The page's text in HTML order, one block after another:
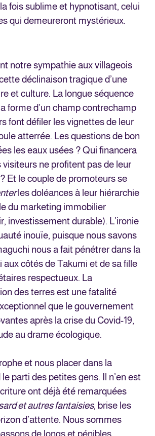
fois sublime et hypnotisant, celui
qui demeureront mystérieux.
notre sympathie aux villageois
déclinaison tragique d’une
et culture. La longue séquence
forme d’un champ contrechamp
font défiler les vignettes de leur
atterrée. Les questions de bon
les eaux usées ? Qui financera
visiteurs ne profitent pas de leur
Et le couple de promoteurs se
les doléances à leur hiérarchie
du marketing immobilier
investissement durable). L’ironie
inouïe, puisque nous savons
nous a fait pénétrer dans la
côtés de Takumi et de sa fille
respectueux. La
des terres est une fatalité
que le gouvernement
après la crise du Covid-19,
au drame écologique.
et nous placer dans la
parti des petites gens. Il n’en est
ont déjà été remarquées
et autres fantaisies, brise les
d’attente. Nous sommes
de longs et pénibles